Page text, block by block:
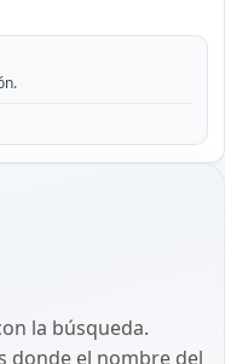
la búsqueda.
donde el nombre del